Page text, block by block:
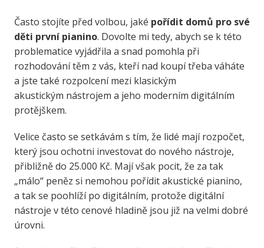
Často stojíte před volbou, jaké pořídit domů pro své
děti první pianino. Dovolte mi tedy, abych se k této
problematice vyjádřila a snad pomohla při
rozhodování těm z vás, kteří nad koupí třeba váháte
a jste také rozpolcení mezi klasickým
akustickým nástrojem a jeho moderním digitálním
protějškem.
Velice často se setkávám s tím, že lidé mají rozpočet,
který jsou ochotni investovat do nového nástroje,
přibližně do 25.000 Kč. Mají však pocit, že za tak
„málo“ peněz si nemohou pořídit akustické pianino,
a tak se poohlíží po digitálním, protože digitální
nástroje v této cenové hladině jsou již na velmi dobré
úrovni.